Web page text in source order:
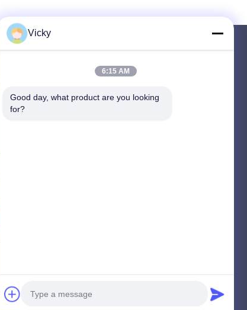
Kami
tahu kami kebutuhan Anda. Kami akan menghubungkan
terbaik dengan Anda.
All Rights Reserved.
Vicky
6:15 AM
Good day, what product are you looking
for?